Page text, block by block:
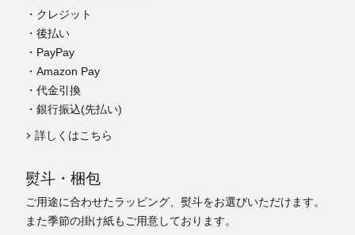
・クレジット
・後払い
・PayPay
・Amazon Pay
・代金引換
・銀行振込(先払い)
詳しくはこちら
熨斗・梱包
ご用途に合わせたラッピング、熨斗をお選びいただけます。
また季節の掛け紙もご用意しております。